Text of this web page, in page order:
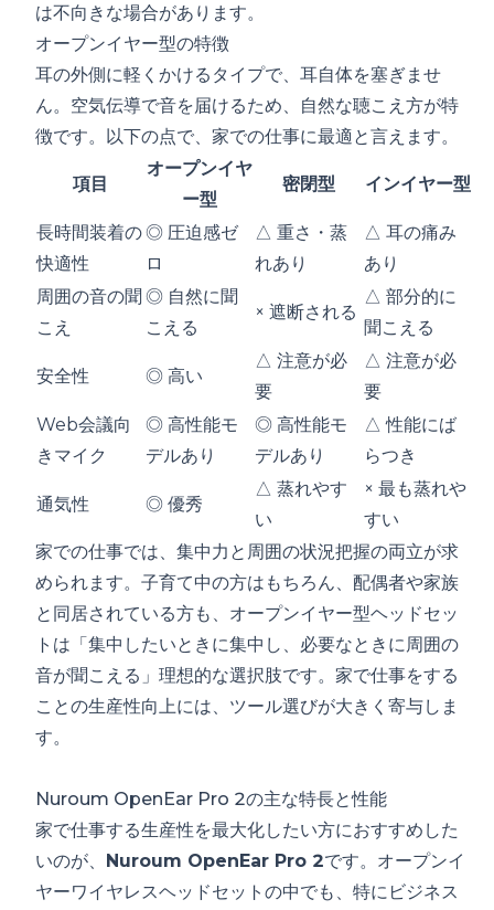
は不向きな場合があります。
オープンイヤー型の特徴
耳の外側に軽くかけるタイプで、耳自体を塞ぎませ
ん。空気伝導で音を届けるため、自然な聴こえ方が特
徴です。以下の点で、家での仕事に最適と言えます。
項目
オープンイヤ
ー型
密閉型 インイヤー型
長時間装着の
快適性
◎ 圧迫感ゼ
ロ
△ 重さ・蒸
れあり
△ 耳の痛み
あり
周囲の音の聞
こえ
◎ 自然に聞
こえる
× 遮断される
△ 部分的に
聞こえる
安全性 ◎ 高い
△ 注意が必
要
△ 注意が必
要
Web会議向
きマイク
◎ 高性能モ
デルあり
◎ 高性能モ
デルあり
△ 性能にば
らつき
通気性 ◎ 優秀
△ 蒸れやす
い
× 最も蒸れや
すい
家での仕事では、集中力と周囲の状況把握の両立が求
められます。子育て中の方はもちろん、配偶者や家族
と同居されている方も、オープンイヤー型ヘッドセッ
トは「集中したいときに集中し、必要なときに周囲の
音が聞こえる」理想的な選択肢です。家で仕事をする
ことの生産性向上には、ツール選びが大きく寄与しま
す。
Nuroum OpenEar Pro 2の主な特長と性能
家で仕事する生産性を最大化したい方におすすめした
いのが、 Nuroum OpenEar Pro 2です。オープンイ
ヤーワイヤレスヘッドセットの中でも、特にビジネス